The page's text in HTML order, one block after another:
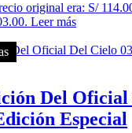
original era: S/
Leer más
Del Oficial
Especial